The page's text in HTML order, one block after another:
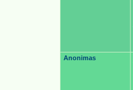
Anonimas